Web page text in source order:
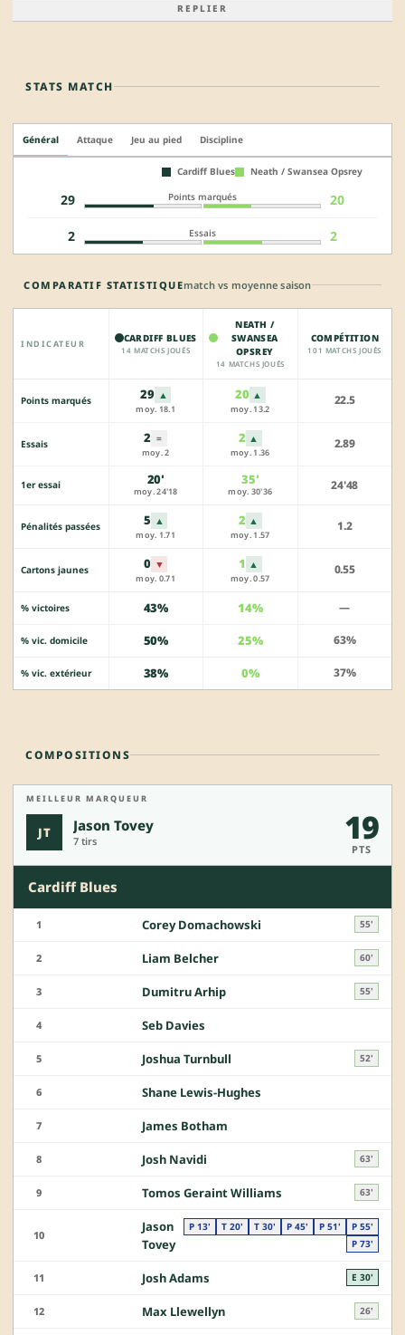
REPLIER
STATS MATCH
Général Attaque Jeu au pied Discipline
Cardiff Blues Neath / Swansea Opsrey
29 Points marqués 20
2 Essais 2
COMPARATIF STATISTIQUEmatch vs moyenne saison
INDICATEUR CARDIFF BLUES
14 MATCHS JOUÉS
NEATH /
SWANSEA
OPSREY
14 MATCHS JOUÉS
COMPÉTITION
101 MATCHS JOUÉS
Points marqués 29 ▲
moy. 18.1
20 ▲
moy. 13.2
22.5
Essais 2 =
moy. 2
2 ▲
moy. 1.36
2.89
1er essai 20'
moy. 24'18
35'
moy. 30'36 24'48
Pénalités passées 5 ▲
moy. 1.71
2 ▲
moy. 1.57
1.2
Cartons jaunes 0 ▼
moy. 0.71
1 ▲
moy. 0.57
0.55
% victoires 43% 14% —
% vic. domicile 50% 25% 63%
% vic. extérieur 38% 0% 37%
COMPOSITIONS
MEILLEUR MARQUEUR
JT Jason Tovey
7 tirs 19
PTS
Cardiff Blues
1 Corey Domachowski 55'
2 Liam Belcher 60'
3 Dumitru Arhip 55'
4 Seb Davies
5 Joshua Turnbull 52'
6 Shane Lewis-Hughes
7 James Botham
8 Josh Navidi 63'
9 Tomos Geraint Williams 63'
10
Jason
Tovey
P 13' T 20' T 30' P 45' P 51'
P 55'
P 73'
11 Josh Adams E 30'
12 Max Llewellyn 26'